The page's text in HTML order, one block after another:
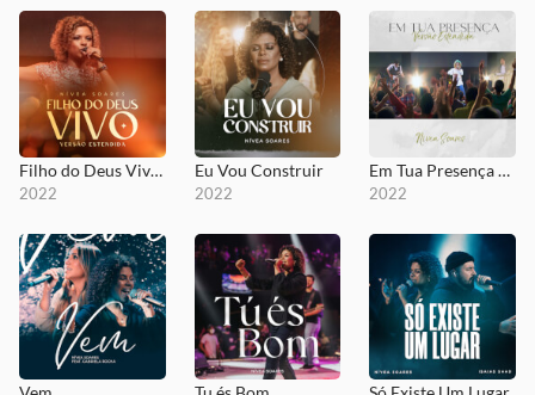
Filho do Deus Vivo - Versão Estendida
2022
Eu Vou Construir
2022
Em Tua Presença - Versão Estendida
2022